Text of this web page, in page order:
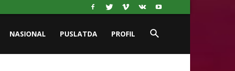
NASIONAL PUSLATDA PROFIL